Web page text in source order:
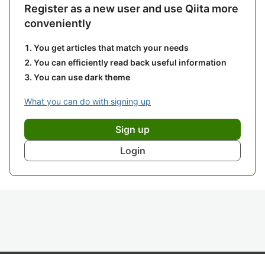
Register as a new user and use Qiita more
conveniently
You get articles that match your needs
You can efficiently read back useful information
You can use dark theme
What you can do with signing up
Sign up
Login